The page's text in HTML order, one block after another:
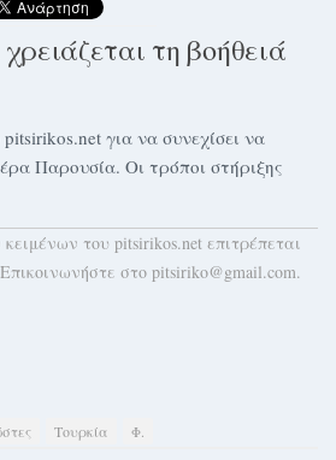
τη βοήθειά
για να συνεχίσει να
Παρουσία. Οι τρόποι στήριξης
του pitsirikos.net επιτρέπεται
στο pitsiriko@gmail.com.
Τουρκία Φ.